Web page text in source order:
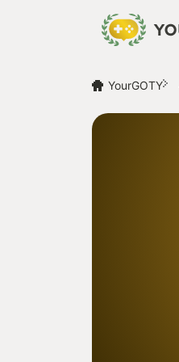
YourGOTY